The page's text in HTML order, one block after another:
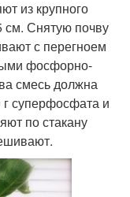
из крупного
см. Снятую почву
с перегноем
фосфорно-
смесь должна
г суперфосфата и
по стакану